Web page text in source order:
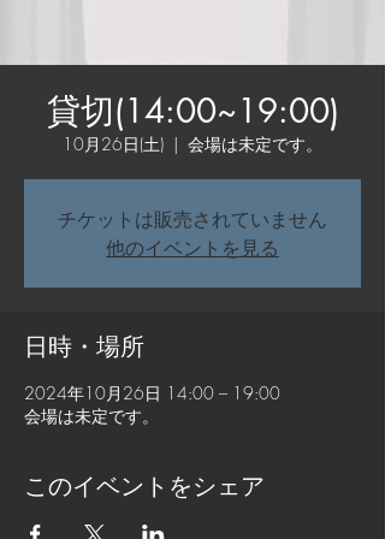
貸切(14:00~19:00)
10月26日(土)
  |
会場は未定です。
チケットは販売されていません
他のイベントを見る
日時・場所
2024年10月26日 14:00 – 19:00
会場は未定です。
このイベントをシェア